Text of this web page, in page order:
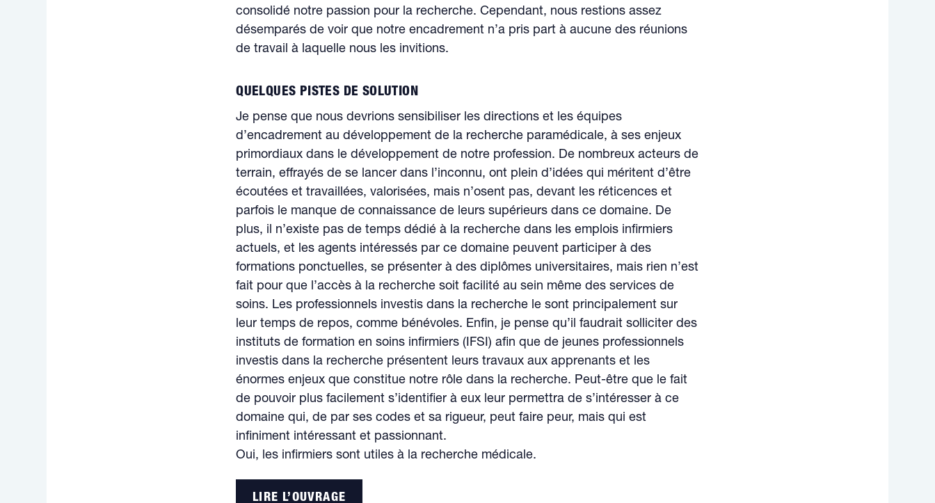
consolidé notre passion pour la recherche. Cependant, nous restions assez
désemparés de voir que notre encadrement n’a pris part à aucune des réunions
de travail à laquelle nous les invitions.
QUELQUES PISTES DE SOLUTION
Je pense que nous devrions sensibiliser les directions et les équipes
d’encadrement au développement de la recherche paramédicale, à ses enjeux
primordiaux dans le développement de notre profession. De nombreux acteurs de
terrain, effrayés de se lancer dans l’inconnu, ont plein d’idées qui méritent d’être
écoutées et travaillées, valorisées, mais n’osent pas, devant les réticences et
parfois le manque de connaissance de leurs supérieurs dans ce domaine. De
plus, il n’existe pas de temps dédié à la recherche dans les emplois infirmiers
actuels, et les agents intéressés par ce domaine peuvent participer à des
formations ponctuelles, se présenter à des diplômes universitaires, mais rien n’est
fait pour que l’accès à la recherche soit facilité au sein même des services de
soins. Les professionnels investis dans la recherche le sont principalement sur
leur temps de repos, comme bénévoles. Enfin, je pense qu’il faudrait solliciter des
instituts de formation en soins infirmiers (IFSI) afin que de jeunes professionnels
investis dans la recherche présentent leurs travaux aux apprenants et les
énormes enjeux que constitue notre rôle dans la recherche. Peut-être que le fait
de pouvoir plus facilement s’identifier à eux leur permettra de s’intéresser à ce
domaine qui, de par ses codes et sa rigueur, peut faire peur, mais qui est
infiniment intéressant et passionnant.
Oui, les infirmiers sont utiles à la recherche médicale.
LIRE L’OUVRAGE